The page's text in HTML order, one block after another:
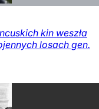
kin weszła
losach gen.